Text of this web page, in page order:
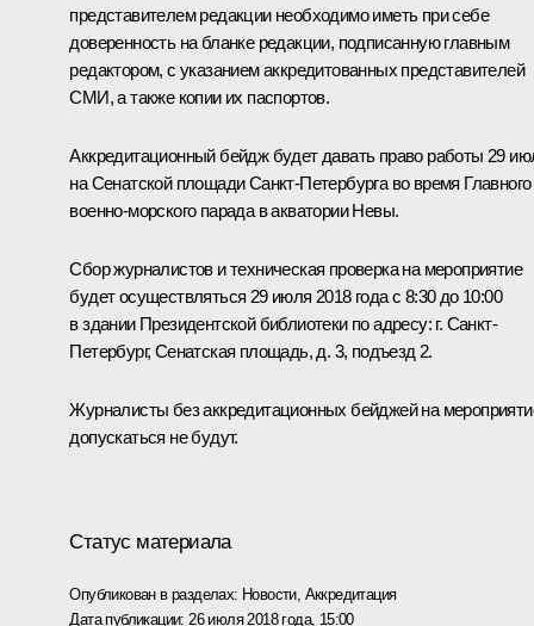
представителем редакции необходимо иметь при себе
доверенность на бланке редакции, подписанную главным
редактором, с указанием аккредитованных представителей
СМИ, а также копии их паспортов.
Аккредитационный бейдж будет давать право работы 29
на Сенатской площади Санкт-Петербурга во время Главного
военно-морского парада в акватории Невы.
Сбор журналистов и техническая проверка на мероприятие
будет осуществляться 29 июля 2018 года с 8:30 до 10:00
в здании Президентской библиотеки по адресу: г. Санкт-
Петербург, Сенатская площадь, д. 3, подъезд 2.
Журналисты без аккредитационных бейджей на
допускаться не будут.
Статус материала
Опубликован в разделах: Новости, Аккредитация
Дата публикации: 26 июля 2018 года, 15:00